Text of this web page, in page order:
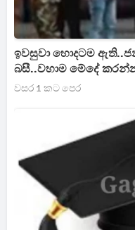
ඉවසුවා හොදටම
බසී..වහාම මේදේ
වසර 1 කට පෙර